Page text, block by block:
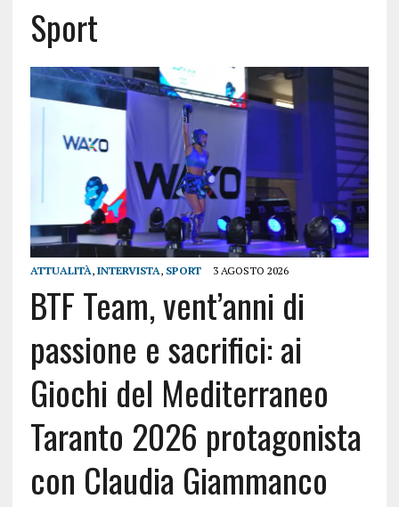
Sport
ATTUALITÀ, INTERVISTA, SPORT 3 AGOSTO 2026
BTF Team, vent’anni di
passione e sacrifici: ai
Giochi del Mediterraneo
Taranto 2026 protagonista
con Claudia Giammanco